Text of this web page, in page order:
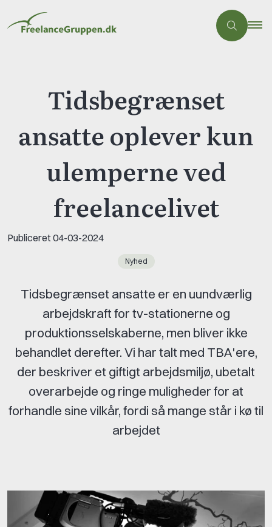
Tidsbegrænset
ansatte oplever kun
ulemperne ved
freelancelivet
Publiceret04-03-2024
Nyhed
Tidsbegrænset ansatte er en uundværlig
arbejdskraft for tv-stationerne og
produktionsselskaberne, men bliver ikke
behandlet derefter. Vi har talt med TBA'ere,
der beskriver et giftigt arbejdsmiljø, ubetalt
overarbejde og ringe muligheder for at
forhandle sine vilkår, fordi så mange står i kø til
arbejdet